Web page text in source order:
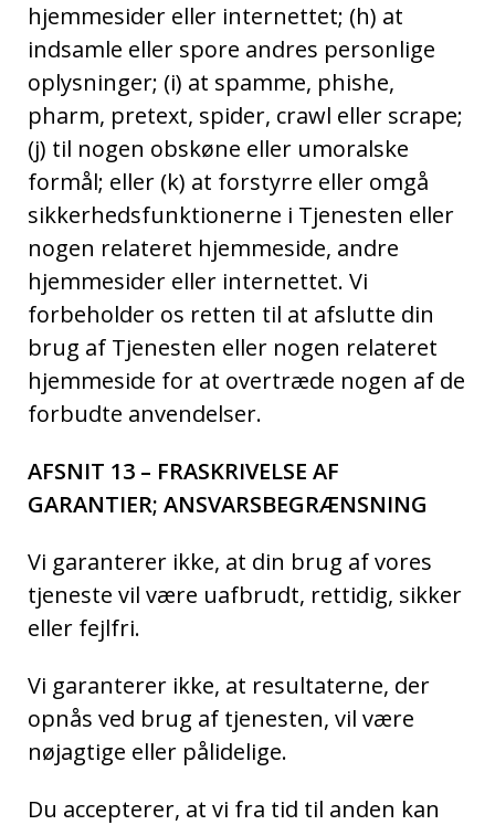
hjemmesider eller internettet; (h) at
indsamle eller spore andres personlige
oplysninger; (i) at spamme, phishe,
pharm, pretext, spider, crawl eller scrape;
(j) til nogen obskøne eller umoralske
formål; eller (k) at forstyrre eller omgå
sikkerhedsfunktionerne i Tjenesten eller
nogen relateret hjemmeside, andre
hjemmesider eller internettet. Vi
forbeholder os retten til at afslutte din
brug af Tjenesten eller nogen relateret
hjemmeside for at overtræde nogen af de
forbudte anvendelser.
AFSNIT 13 – FRASKRIVELSE AF
GARANTIER; ANSVARSBEGRÆNSNING
Vi garanterer ikke, at din brug af vores
tjeneste vil være uafbrudt, rettidig, sikker
eller fejlfri.
Vi garanterer ikke, at resultaterne, der
opnås ved brug af tjenesten, vil være
nøjagtige eller pålidelige.
Du accepterer, at vi fra tid til anden kan